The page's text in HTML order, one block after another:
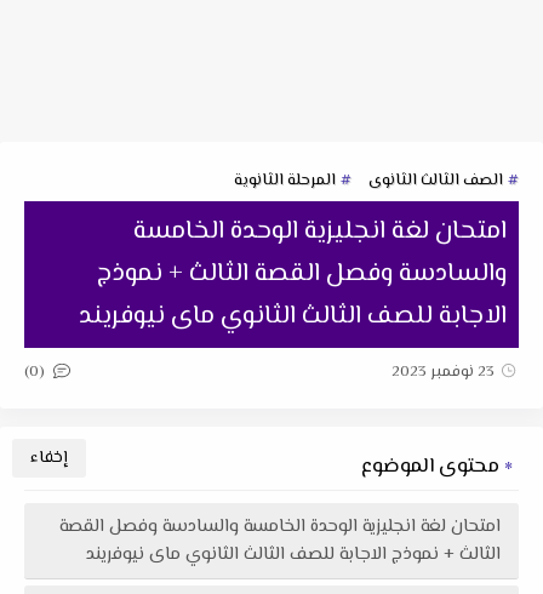
الصف الثالث الثانوى المرحلة الثانوية
امتحان لغة انجليزية الوحدة الخامسة
والسادسة وفصل القصة الثالث + نموذج
الاجابة للصف الثالث الثانوي ماى نيوفريند
23 نوفمبر 2023 (0)
محتوى الموضوع
امتحان لغة انجليزية الوحدة الخامسة والسادسة وفصل القصة
الثالث + نموذج الاجابة للصف الثالث الثانوي ماى نيوفريند